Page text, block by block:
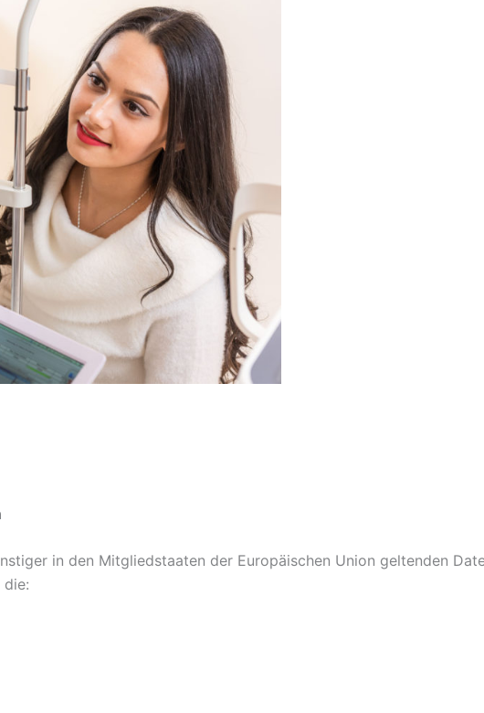
in den Mitgliedstaaten der Europäischen Union geltenden